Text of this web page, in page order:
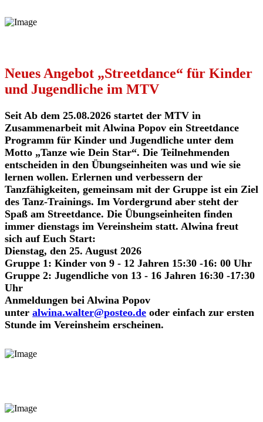
Neues Angebot „Streetdance“ für Kinder
und Jugendliche im MTV
Seit Ab dem 25.08.2026 startet der MTV in
Zusammenarbeit mit Alwina Popov ein Streetdance
Programm für Kinder und Jugendliche unter dem
Motto „Tanze wie Dein Star“. Die Teilnehmenden
entscheiden in den Übungseinheiten was und wie sie
lernen wollen. Erlernen und verbessern der
Tanzfähigkeiten, gemeinsam mit der Gruppe ist ein Ziel
des Tanz-Trainings. Im Vordergrund aber steht der
Spaß am Streetdance. Die Übungseinheiten finden
immer dienstags im Vereinsheim statt. Alwina freut
sich auf Euch Start:
Dienstag, den 25. August 2026
Gruppe 1: Kinder von 9 - 12 Jahren 15:30 -16: 00 Uhr
Gruppe 2: Jugendliche von 13 - 16 Jahren 16:30 -17:30
Uhr
Anmeldungen bei Alwina Popov
unter alwina.walter@posteo.de oder einfach zur ersten
Stunde im Vereinsheim erscheinen.